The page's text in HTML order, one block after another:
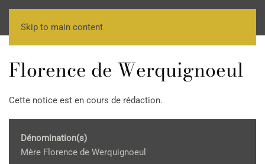
Skip to main content
Florence de Werquignoeul
Cette notice est en cours de rédaction.
Dénomination(s)
Mère Florence de Werquignoeul